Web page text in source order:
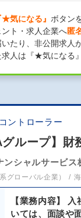
★気になる』 ボタン
ント・求人企業へ匿
いたり、非公開求人
求人は『★気になる
ントローラー
グループ】
ンシャルサービス
グローバル企業）
【業務内容】
いては、面談や